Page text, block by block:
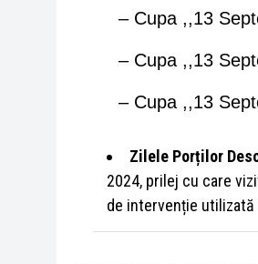
– Cupa ,,13
– Cupa ,,13
– Cupa ,,13
Zilele Porților
2024, prilej cu care
de intervenție